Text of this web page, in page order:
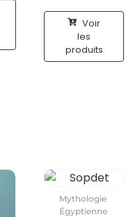
Voir
les
produits
Mythologie
Égyptienne